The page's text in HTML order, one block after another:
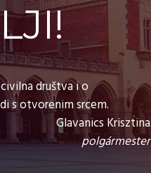
društva i o
s otvorenim srcem.
Glavanics Krisztina
polgármester